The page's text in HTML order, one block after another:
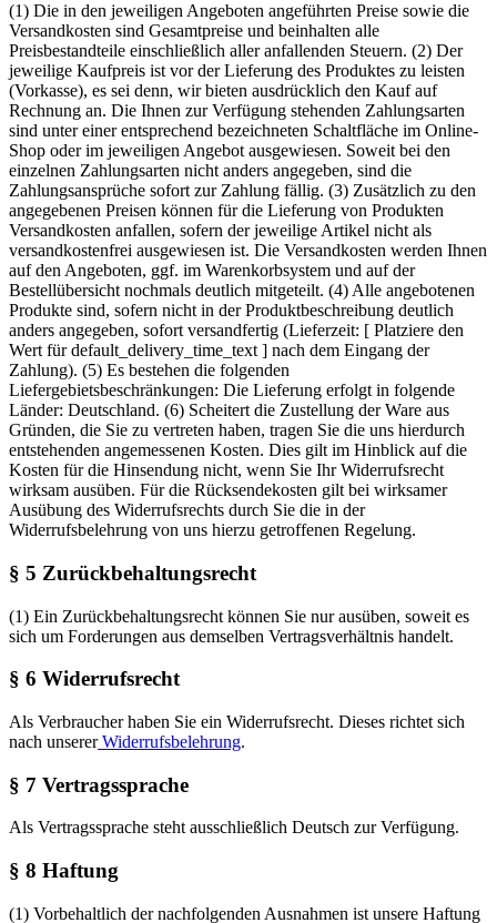
(1) Die in den jeweiligen Angeboten angeführten Preise sowie die
Versandkosten sind Gesamtpreise und beinhalten alle
Preisbestandteile einschließlich aller anfallenden Steuern. (2) Der
jeweilige Kaufpreis ist vor der Lieferung des Produktes zu leisten
(Vorkasse), es sei denn, wir bieten ausdrücklich den Kauf auf
Rechnung an. Die Ihnen zur Verfügung stehenden Zahlungsarten
sind unter einer entsprechend bezeichneten Schaltfläche im Online-
Shop oder im jeweiligen Angebot ausgewiesen. Soweit bei den
einzelnen Zahlungsarten nicht anders angegeben, sind die
Zahlungsansprüche sofort zur Zahlung fällig. (3) Zusätzlich zu den
angegebenen Preisen können für die Lieferung von Produkten
Versandkosten anfallen, sofern der jeweilige Artikel nicht als
versandkostenfrei ausgewiesen ist. Die Versandkosten werden Ihnen
auf den Angeboten, ggf. im Warenkorbsystem und auf der
Bestellübersicht nochmals deutlich mitgeteilt. (4) Alle angebotenen
Produkte sind, sofern nicht in der Produktbeschreibung deutlich
anders angegeben, sofort versandfertig (Lieferzeit: [ Platziere den
Wert für default_delivery_time_text ] nach dem Eingang der
Zahlung). (5) Es bestehen die folgenden
Liefergebietsbeschränkungen: Die Lieferung erfolgt in folgende
Länder: Deutschland. (6) Scheitert die Zustellung der Ware aus
Gründen, die Sie zu vertreten haben, tragen Sie die uns hierdurch
entstehenden angemessenen Kosten. Dies gilt im Hinblick auf die
Kosten für die Hinsendung nicht, wenn Sie Ihr Widerrufsrecht
wirksam ausüben. Für die Rücksendekosten gilt bei wirksamer
Ausübung des Widerrufsrechts durch Sie die in der
Widerrufsbelehrung von uns hierzu getroffenen Regelung.
§ 5 Zurückbehaltungsrecht
(1) Ein Zurückbehaltungsrecht können Sie nur ausüben, soweit es
sich um Forderungen aus demselben Vertragsverhältnis handelt.
§ 6 Widerrufsrecht
Als Verbraucher haben Sie ein Widerrufsrecht. Dieses richtet sich
nach unserer Widerrufsbelehrung.
§ 7 Vertragssprache
Als Vertragssprache steht ausschließlich Deutsch zur Verfügung.
§ 8 Haftung
(1) Vorbehaltlich der nachfolgenden Ausnahmen ist unsere Haftung